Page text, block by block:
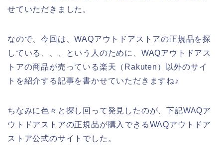
せていただきました。
なので、今回は、WAQアウトドアストアの正規品を探
している、、、という人のために、WAQアウトドアス
トアの商品が売っている楽天（Rakuten）以外のサイ
トを紹介する記事を書かせていただきますね♪
ちなみに色々と探し回って発見したのが、下記WAQア
ウトドアストアの正規品が購入できるWAQアウトドア
ストア公式のサイトでした。